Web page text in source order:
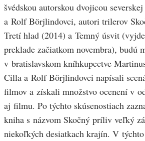
švédskou autorskou dvojicou
a Rolf Börjlindovci, autori trilerov
Tretí hlad (2014) a Temný úsvit
preklade začiatkom novembra), budú
v bratislavskom kníhkupectve
Cilla a Rolf Börjlindovci napísali
filmov a získali množstvo ocenení v
aj filmu. Po týchto skúsenostiach
kniha s názvom Skočný príliv veľký
niekoľkých desiatkach krajín. V